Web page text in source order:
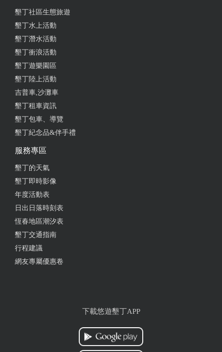
墾丁社區生態旅遊
墾丁水上活動
墾丁潛水活動
墾丁衝浪活動
墾丁遊樂園區
墾丁陸上活動
吉普車,沙灘車
墾丁租車資訊
墾丁包車、導覽
墾丁紀念品&伴手禮
服務專區
墾丁的天氣
墾丁即時影像
年度活動表
日出日落時刻表
恆春地區潮汐表
墾丁交通指南
行程建議
網友專屬優惠卷
下載悠遊墾丁APP